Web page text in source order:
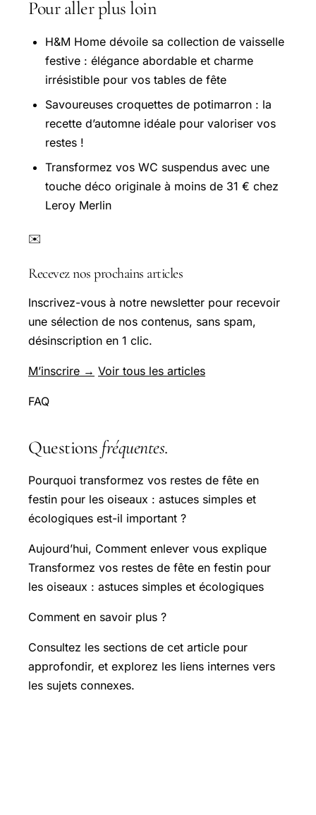
Pour aller plus loin
H&M Home dévoile sa collection de vaisselle
festive : élégance abordable et charme
irrésistible pour vos tables de fête
Savoureuses croquettes de potimarron : la
recette d’automne idéale pour valoriser vos
restes !
Transformez vos WC suspendus avec une
touche déco originale à moins de 31 € chez
Leroy Merlin
✉️
Recevez nos prochains articles
Inscrivez-vous à notre newsletter pour recevoir
une sélection de nos contenus, sans spam,
désinscription en 1 clic.
M’inscrire → Voir tous les articles
FAQ
Questions fréquentes.
Pourquoi transformez vos restes de fête en
festin pour les oiseaux : astuces simples et
écologiques est-il important ?
Aujourd’hui, Comment enlever vous explique
Transformez vos restes de fête en festin pour
les oiseaux : astuces simples et écologiques
Comment en savoir plus ?
Consultez les sections de cet article pour
approfondir, et explorez les liens internes vers
les sujets connexes.